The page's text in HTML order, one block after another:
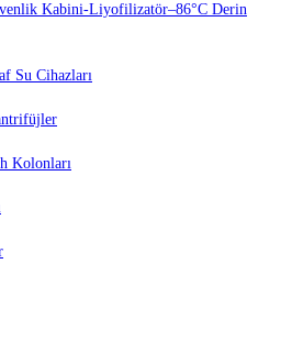
Kabini-Liyofilizatör–86°C Derin
Su Cihazları
Kolonları